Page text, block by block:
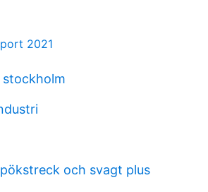
2021
och svagt plus